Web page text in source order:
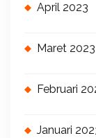
April 2023
Maret 2023
Februari
Januari